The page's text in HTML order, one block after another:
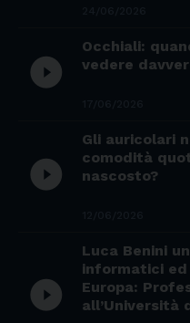
play_circle_filled
Occhiali:
vedere
play_circle_filled
Gli auricolari
comodità
nascosto?
play_circle_filled
Luca Benini
informatici
Europa:
all’Università